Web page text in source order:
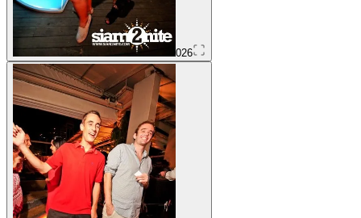
026